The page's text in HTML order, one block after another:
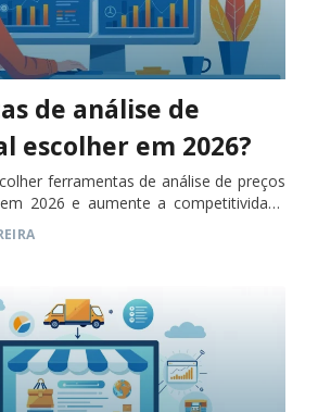
de análise de
escolher em 2026?
ferramentas de análise de preços
2026 e aumente a competitividade